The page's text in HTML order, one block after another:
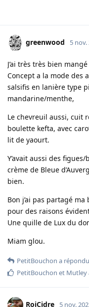
greenwood 5 nov.
J’ai très très bien
Concept a la mode des
salsifis en lanière type
mandarine/menthe,
Le chevreuil aussi, cuit
boulette kefta, avec
lit de yaourt.
Y’avait aussi des
crème de Bleue
bien.
Bon j’ai pas partagé
pour des raisons
Une quille de Lux du
Miam glou.
PetitBouchon a
PetitBouchon et Mutley
RoiCidre 5 nov.